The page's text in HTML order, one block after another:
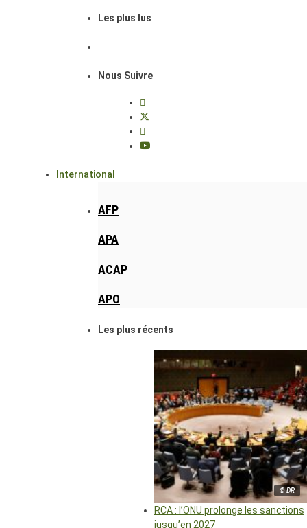
Les plus lus
Nous Suivre
International
AFP
APA
ACAP
APO
Les plus récents
© DR
RCA : l’ONU prolonge les sanctions
jusqu’en 2027